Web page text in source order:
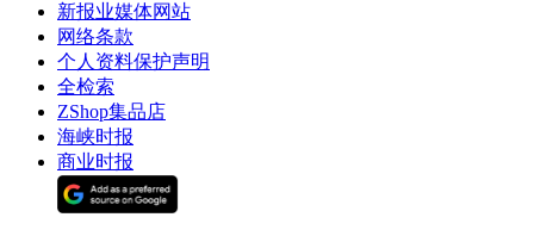
新报业媒体网站
网络条款
个人资料保护声明
全检索
ZShop集品店
海峡时报
商业时报